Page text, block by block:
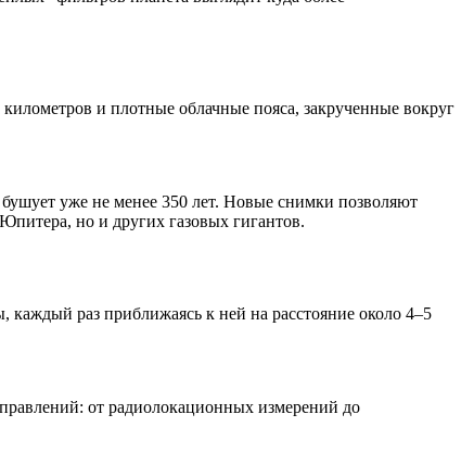
и плотные облачные пояса, закрученные вокруг
уже не менее 350 лет. Новые снимки позволяют
но и других газовых гигантов.
раз приближаясь к ней на расстояние около 4–5
от радиолокационных измерений до